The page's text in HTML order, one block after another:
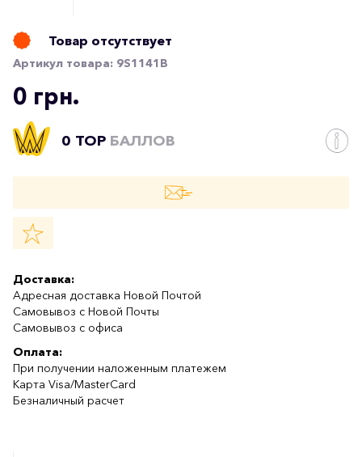
Товар отсутствует
Артикул товара: 9S1141B
0 грн.
0 TOP БАЛЛОВ
Доставка:
Адресная доставка Новой Почтой
Самовывоз с Новой Почты
Самовывоз с офиса
Оплата:
При получении наложенным платежем
Карта Visa/MasterCard
Безналичный расчет